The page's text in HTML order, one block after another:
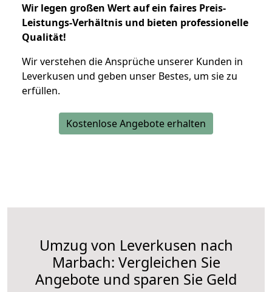
Wir legen großen Wert auf ein faires Preis-
Leistungs-Verhältnis und bieten professionelle
Qualität!
Wir verstehen die Ansprüche unserer Kunden in
Leverkusen und geben unser Bestes, um sie zu
erfüllen.
Kostenlose Angebote erhalten
Umzug von Leverkusen nach
Marbach: Vergleichen Sie
Angebote und sparen Sie Geld